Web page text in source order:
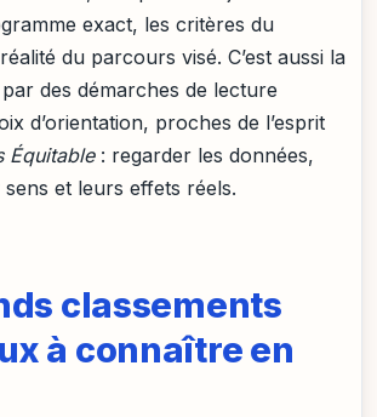
exact, les critères du
du parcours visé. C’est aussi la
des démarches de lecture
d’orientation, proches de l’esprit
Équitable: regarder les données,
sens et leurs effets réels.
classements
à connaître en